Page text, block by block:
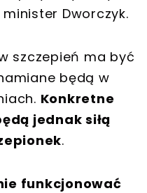
Dworczyk.
szczepień ma być
będą w
Konkretne
jednak siłą
.
funkcjonować